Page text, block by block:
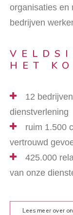
organisaties en
bedrijven
HET
12
dienstverlening
ruim 1.500
vertrouwd
425.000
van onze
Lees meer over